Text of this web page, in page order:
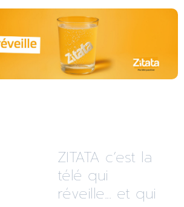
ZITATA c’est la
télé qui
réveille... et qui